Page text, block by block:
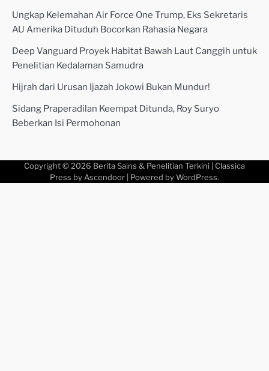
Ungkap Kelemahan Air Force One Trump, Eks Sekretaris
AU Amerika Dituduh Bocorkan Rahasia Negara
Deep Vanguard Proyek Habitat Bawah Laut Canggih untuk
Penelitian Kedalaman Samudra
Hijrah dari Urusan Ijazah Jokowi Bukan Mundur!
Sidang Praperadilan Keempat Ditunda, Roy Suryo
Beberkan Isi Permohonan
Copyright © 2026 Berita Sains & Penelitian Terkini | Classica
Press by Ascendoor | Powered by WordPress.